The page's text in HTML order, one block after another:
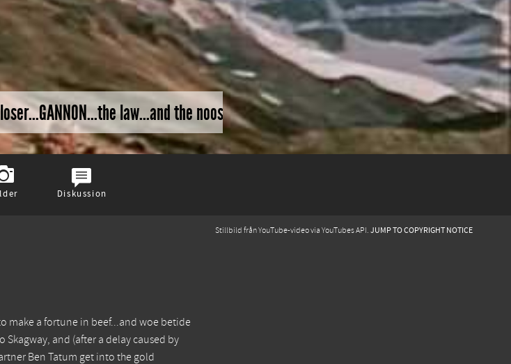
law...and the noose...RUBE...the friendless...and the afraid
Diskussion
Stillbild från YouTube-video via YouTubes API. JUMP TO COPYRIGHT NOTICE
make a fortune in beef...and woe betide
and (after a delay caused by
Ben Tatum get into the gold